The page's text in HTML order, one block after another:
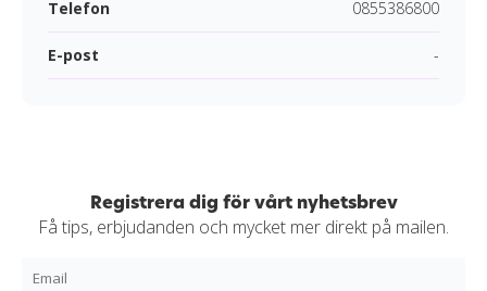
Telefon 0855386800
E-post -
Registrera dig för vårt nyhetsbrev
Få tips, erbjudanden och mycket mer direkt på mailen.